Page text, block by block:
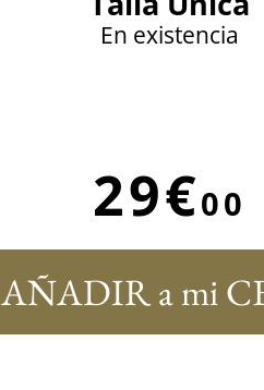
En existencia
29€00
AÑADIR a mi